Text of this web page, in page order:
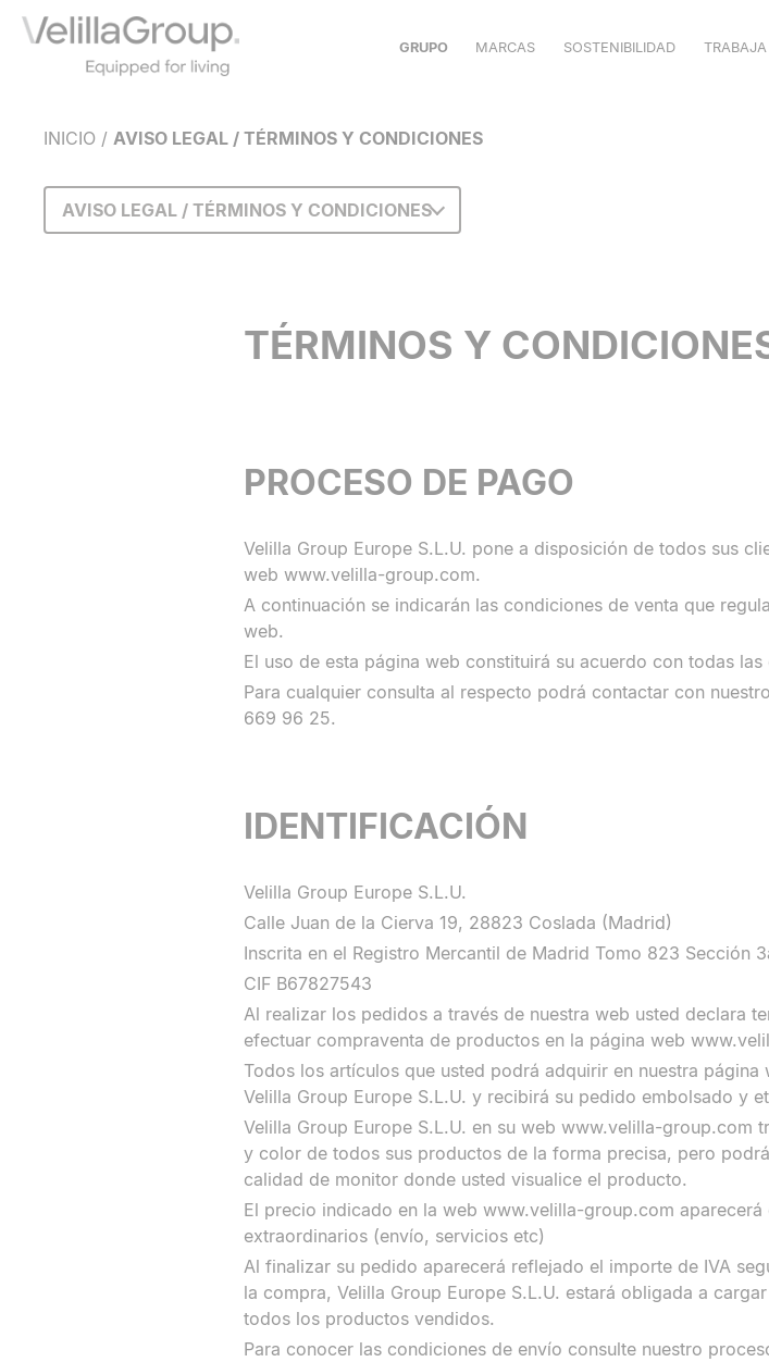
HISTORIA
COMPROMISO SOCIAL
GRUPO MARCAS SOSTENIBILIDAD
INICIO / AVISO LEGAL / TÉRMINOS Y CONDICIONES
AVISO LEGAL / TÉRMINOS Y CONDICIONES
TÉRMINOS Y
PROCESO DE PAGO
Velilla Group Europe S.L.U. pone a disposición de todos sus
web www.velilla-group.com.
A continuación se indicarán las condiciones de venta que
web.
El uso de esta página web constituirá su acuerdo con todas
Para cualquier consulta al respecto podrá contactar con
669 96 25.
IDENTIFICACIÓN
Velilla Group Europe S.L.U.
Calle Juan de la Cierva 19, 28823 Coslada (Madrid)
Inscrita en el Registro Mercantil de Madrid Tomo 823 Sección
CIF B67827543
Al realizar los pedidos a través de nuestra web usted declara
efectuar compraventa de productos en la página web
Todos los artículos que usted podrá adquirir en nuestra
Velilla Group Europe S.L.U. y recibirá su pedido embolsado y
Velilla Group Europe S.L.U. en su web www.velilla-group.com
y color de todos sus productos de la forma precisa, pero
calidad de monitor donde usted visualice el producto.
El precio indicado en la web www.velilla-group.com
extraordinarios (envío, servicios etc)
Al finalizar su pedido aparecerá reflejado el importe de IVA
la compra, Velilla Group Europe S.L.U. estará obligada a
todos los productos vendidos.
Para conocer las condiciones de envío consulte nuestro